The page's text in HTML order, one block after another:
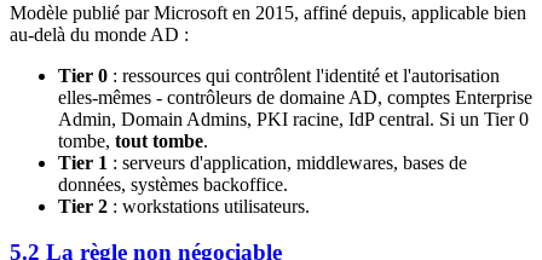
Modèle publié par Microsoft en 2015, affiné depuis, applicable bien
au-delà du monde AD :
Tier 0 : ressources qui contrôlent l'identité et l'autorisation
elles-mêmes - contrôleurs de domaine AD, comptes Enterprise
Admin, Domain Admins, PKI racine, IdP central. Si un Tier 0
tombe, tout tombe.
Tier 1 : serveurs d'application, middlewares, bases de
données, systèmes backoffice.
Tier 2 : workstations utilisateurs.
5.2 La règle non négociable